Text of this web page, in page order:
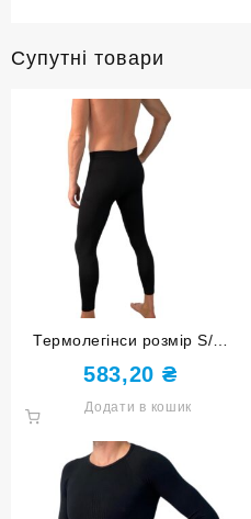
Супутні товари
Термолегінси розмір S/M
ST-2069-S/M
583,20 ₴
Додати в кошик